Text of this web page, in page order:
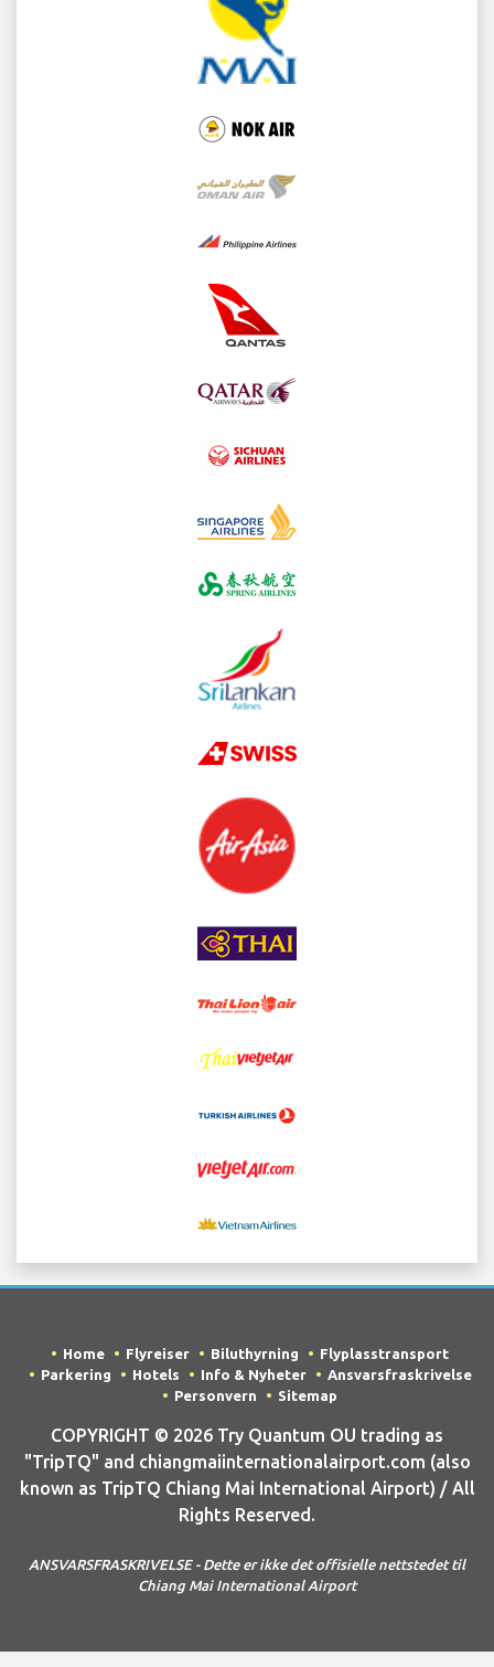
Home Flyreiser Biluthyrning
Flyplasstransport
Parkering
Hotels Info & Nyheter
Ansvarsfraskrivelse
Personvern
Sitemap
COPYRIGHT © 2026 Try Quantum OU trading as
"TripTQ" and chiangmaiinternationalairport.com (also
known as TripTQ Chiang Mai International Airport) / All
Rights Reserved.
ANSVARSFRASKRIVELSE - Dette er ikke det offisielle nettstedet til
Chiang Mai International Airport